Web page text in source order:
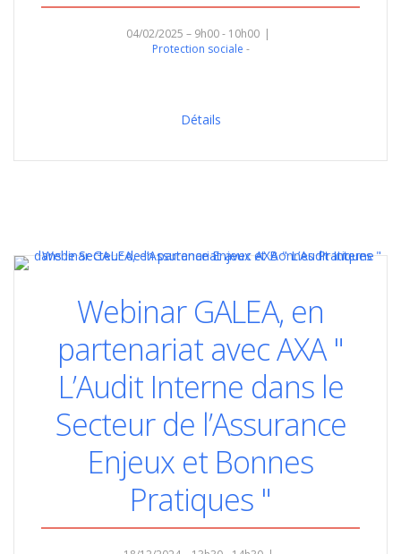
04/02/2025 – 9h00 - 10h00
Protection sociale
Détails
Webinar GALEA, en
partenariat avec AXA "
L’Audit Interne dans le
Secteur de l’Assurance
Enjeux et Bonnes
Pratiques "